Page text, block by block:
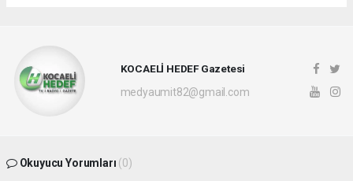
KOCAELİ HEDEF Gazetesi
medyaumit82@gmail.com
Okuyucu Yorumları (0)